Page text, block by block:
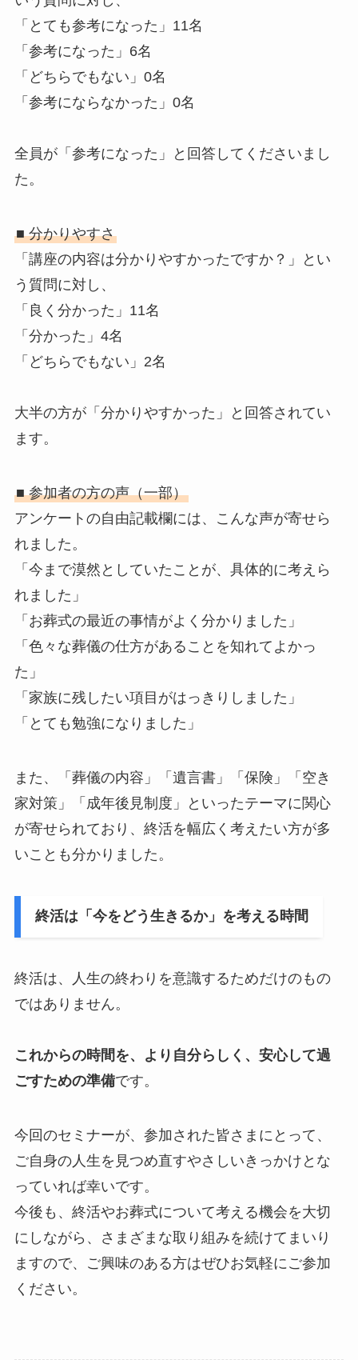
「とても参考になった」11名
「参考になった」6名
「どちらでもない」0名
「参考にならなかった」0名
全員が「参考になった」と回答してくださいまし
た。
■ 分かりやすさ
「講座の内容は分かりやすかったですか？」とい
う質問に対し、
「良く分かった」11名
「分かった」4名
「どちらでもない」2名
大半の方が「分かりやすかった」と回答されてい
ます。
■ 参加者の方の声（一部）
アンケートの自由記載欄には、こんな声が寄せら
れました。
「今まで漠然としていたことが、具体的に考えら
れました」
「お葬式の最近の事情がよく分かりました」
「色々な葬儀の仕方があることを知れてよかっ
た」
「家族に残したい項目がはっきりしました」
「とても勉強になりました」
また、「葬儀の内容」「遺言書」「保険」「空き
家対策」「成年後見制度」といったテーマに関心
が寄せられており、終活を幅広く考えたい方が多
いことも分かりました。
終活は「今をどう生きるか」を考える時間
終活は、人生の終わりを意識するためだけのもの
ではありません。
これからの時間を、より自分らしく、安心して過
ごすための準備です。
今回のセミナーが、参加された皆さまにとって、
ご自身の人生を見つめ直すやさしいきっかけとな
っていれば幸いです。
今後も、終活やお葬式について考える機会を大切
にしながら、さまざまな取り組みを続けてまいり
ますので、ご興味のある方はぜひお気軽にご参加
ください。